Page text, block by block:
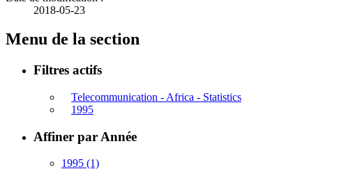
2018-05-23
Menu de la section
Filtres actifs
Telecommunication - Africa - Statistics
1995
Affiner par Année
1995 (1)